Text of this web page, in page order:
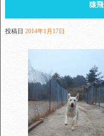
猿
投稿日 2014年1月17日